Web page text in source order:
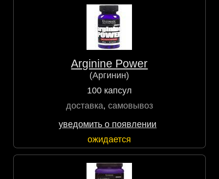
Arginine Power
(Аргинин)
100 капсул
доставка, самовывоз
уведомить о появлении
ожидается